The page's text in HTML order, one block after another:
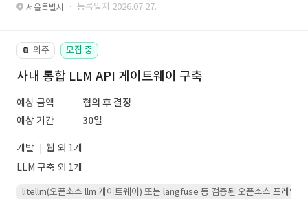
서울특별시 · 등록일자 2026.07.27.
📔 외주 모집 중
사내 통합 LLM API 게이트웨이 구축
예상 금액
협의 후 결정
예상 기간
30일
개발
웹 외 1개
LLM 구축 외 1개
litellm(오픈소스 llm 게이트웨이) 또는 langfuse 등 검증된 오픈소스 프레임워